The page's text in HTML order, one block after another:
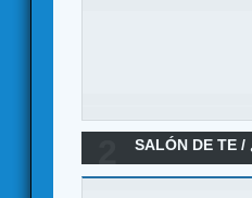
SALÓN DE TE /